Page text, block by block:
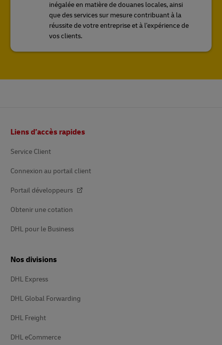
inégalée en matière de douanes locales, ainsi
que des services sur mesure contribuant à la
réussite de votre entreprise et à l'expérience de
vos clients.
de
Liens d’accès rapides
Service Client
Connexion au portail client
Portail développeurs
Obtenir une cotation
DHL pour le Business
Nos divisions
DHL Express
DHL Global Forwarding
DHL Freight
DHL eCommerce